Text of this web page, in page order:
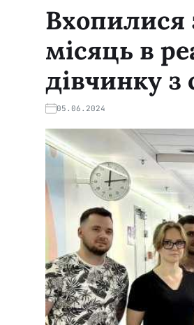
Вхопилися
місяць в
дівчинку
05.06.2024